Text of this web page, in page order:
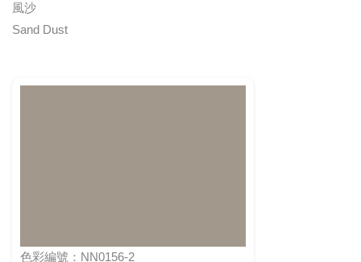
風沙
Sand Dust
色彩編號：NN0156-2